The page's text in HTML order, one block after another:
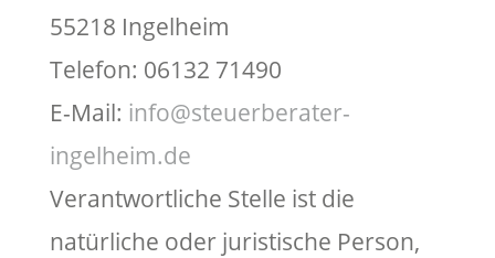
55218 Ingelheim
Telefon: 06132 71490
E-Mail: info@steuerberater-
ingelheim.de
Verantwortliche Stelle ist die
natürliche oder juristische Person,